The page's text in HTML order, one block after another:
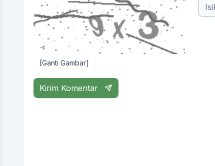
[Ganti Gambar]
Kirim Komentar